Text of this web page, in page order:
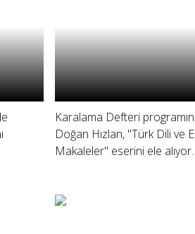
Karalama Defteri
Doğan Hızlan, "Türk Dili ve
Makaleler" eserini ele alıyor.